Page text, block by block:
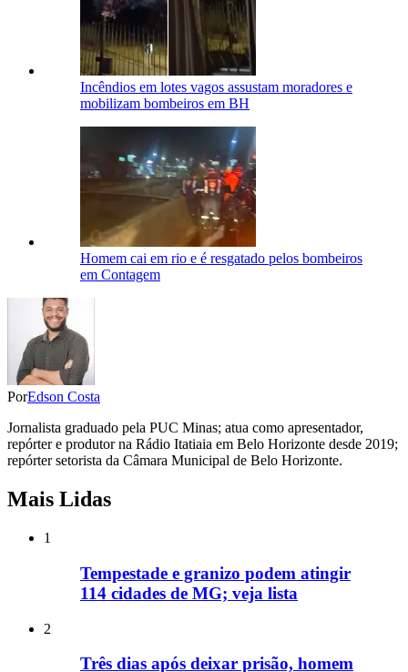
Incêndios em lotes vagos assustam moradores e
mobilizam bombeiros em BH
Homem cai em rio e é resgatado pelos bombeiros
em Contagem
PorEdson Costa
Jornalista graduado pela PUC Minas; atua como apresentador,
repórter e produtor na Rádio Itatiaia em Belo Horizonte desde 2019;
repórter setorista da Câmara Municipal de Belo Horizonte.
Mais Lidas
1
Tempestade e granizo podem atingir
114 cidades de MG; veja lista
2
Três dias após deixar prisão, homem